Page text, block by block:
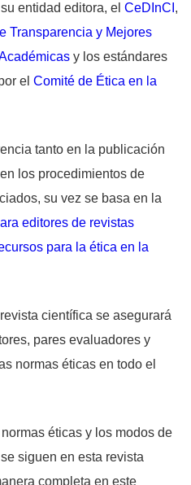
entidad editora, el CeDInCI ,
Transparencia y Mejores
y los estándares
el Comité de Ética en la
tanto en la publicación
los procedimientos de
su vez se basa en la
editores de revistas
para la ética en la
científica se asegurará
pares evaluadores y
normas éticas en todo el
éticas y los modos de
siguen en esta revista
completa en este